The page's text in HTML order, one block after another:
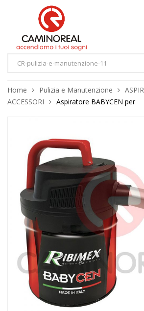
Home Pulizia e Manutenzione
ACCESSORI
Aspiratore BABYCEN per